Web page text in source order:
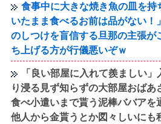
食事中に大きな焼き魚の皿を持
いたまま食べるお前は品がない
のしつけを盲信する旦那の主張
ち上げる方が行儀悪いぞｗ
「良い部屋に入れて羨ましい
り浸る見ず知らずの大部屋おば
食べ小遣いまで貰う泥棒ババア
他人から金貰うとか図々しいにも